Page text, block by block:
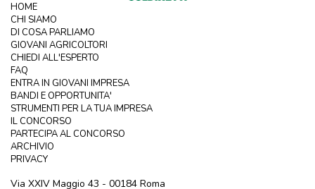
HOME
CHI SIAMO
DI COSA PARLIAMO
GIOVANI AGRICOLTORI
CHIEDI ALL'ESPERTO
FAQ
ENTRA IN GIOVANI IMPRESA
BANDI E OPPORTUNITA'
STRUMENTI PER LA TUA IMPRESA
IL CONCORSO
PARTECIPA AL CONCORSO
ARCHIVIO
PRIVACY
Via XXIV Maggio 43 - 00184 Roma